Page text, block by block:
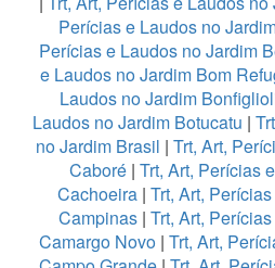
Perícias e Laudos no
Perícias e Laudos no Jardim
e Laudos no Jardim Bom
Laudos no Jardim
Laudos no Jardim Botucatu |
no Jardim Brasil | Trt, Art,
Caboré| Trt, Art, Perícias
Cachoeira | Trt, Art,
Campinas| Trt, Art,
Camargo Novo | Trt, Art,